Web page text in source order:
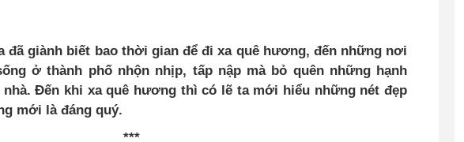
đã giành biết bao thời gian để đi xa quê hương, đến những nơi
ở thành phố nhộn nhịp, tấp nập mà bỏ quên những hạnh
Đến khi xa quê hương thì có lẽ ta mới hiểu những nét đẹp
mới là đáng quý.
***